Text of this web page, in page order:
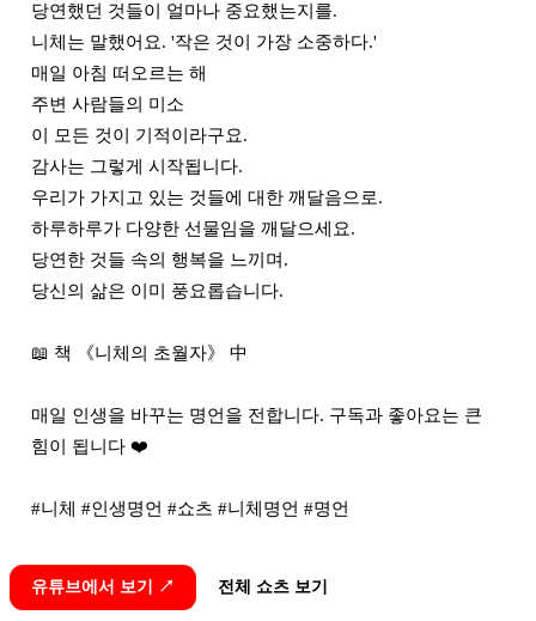
당연했던 것들이 얼마나 중요했는지를.
니체는 말했어요. '작은 것이 가장 소중하다.'
매일 아침 떠오르는 해
주변 사람들의 미소
이 모든 것이 기적이라구요.
감사는 그렇게 시작됩니다.
우리가 가지고 있는 것들에 대한 깨달음으로.
하루하루가 다양한 선물임을 깨달으세요.
당연한 것들 속의 행복을 느끼며.
당신의 삶은 이미 풍요롭습니다.
📖 책 《니체의 초월자》 中
매일 인생을 바꾸는 명언을 전합니다. 구독과 좋아요는 큰
힘이 됩니다 ❤️
#니체 #인생명언 #쇼츠 #니체명언 #명언
유튜브에서 보기 ↗ 전체 쇼츠 보기